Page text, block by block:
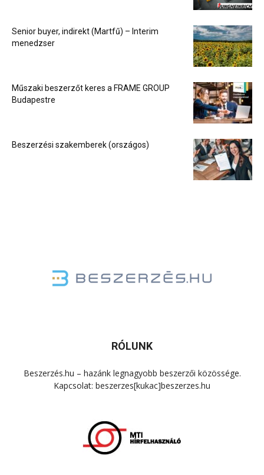
Senior buyer, indirekt (Martfű) – Interim
menedzser
Műszaki beszerzőt keres a FRAME GROUP
Budapestre
Beszerzési szakemberek (országos)
RÓLUNK
Beszerzés.hu – hazánk legnagyobb beszerzői közössége.
Kapcsolat: beszerzes[kukac]beszerzes.hu